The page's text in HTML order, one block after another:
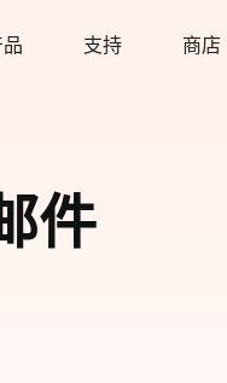
品 支持 商店
件